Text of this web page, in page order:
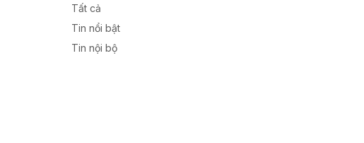
Tất cả
Tin nổi bật
Tin nội bộ